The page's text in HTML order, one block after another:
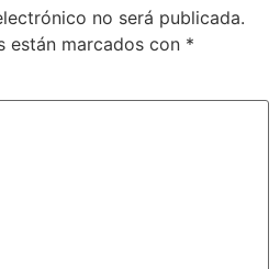
no será publicada.
están marcados con *